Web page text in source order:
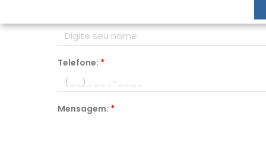
Telefone: *
Mensagem: *